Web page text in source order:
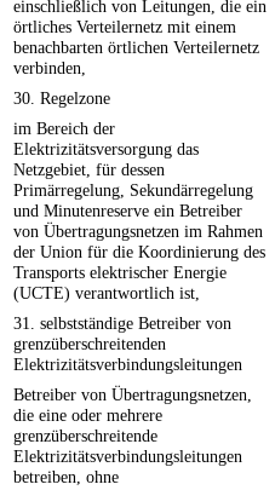
einschließlich von Leitungen, die ein
örtliches Verteilernetz mit einem
benachbarten örtlichen Verteilernetz
verbinden,
30. Regelzone
im Bereich der
Elektrizitätsversorgung das
Netzgebiet, für dessen
Primärregelung, Sekundärregelung
und Minutenreserve ein Betreiber
von Übertragungsnetzen im Rahmen
der Union für die Koordinierung des
Transports elektrischer Energie
(UCTE) verantwortlich ist,
31. selbstständige Betreiber von
grenzüberschreitenden
Elektrizitätsverbindungsleitungen
Betreiber von Übertragungsnetzen,
die eine oder mehrere
grenzüberschreitende
Elektrizitätsverbindungsleitungen
betreiben, ohne